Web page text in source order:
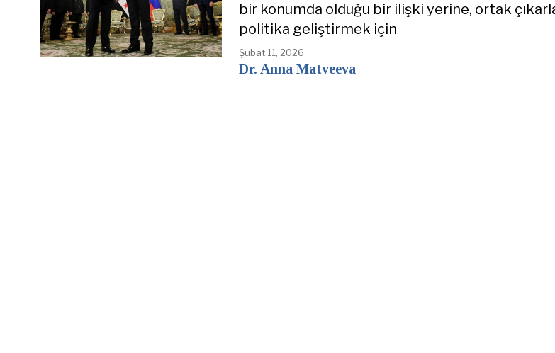
bir konumda olduğu bir ilişki yerine, ortak
politika geliştirmek için
Şubat 11, 2026
Dr. Anna Matveeva